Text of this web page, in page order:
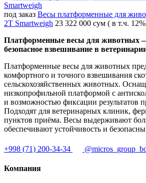
под заказ Весы платформенные для
2T Smartweigh 23 322 000 сум ( в т.ч.
Платформенные весы для животных
безопасное взвешивание в
Платформенные весы для животных
комфортного и точного взвешивания
сельскохозяйственных животных.
низкопрофильной платформой с
и возможностью фиксации результатов
Подходят для ветеринарных клиник,
пунктов приёма. Весы выдерживают
обеспечивают устойчивость и
+998 (71) 200-34-34
Компания